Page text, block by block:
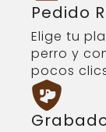
Pedido
Elige tu
perro y
pocos